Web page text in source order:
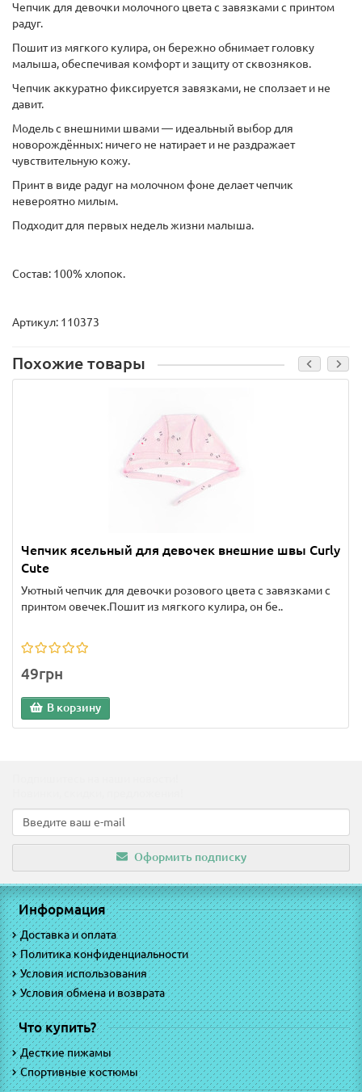
Чепчик для девочки молочного цвета с завязками с принтом
радуг.
Пошит из мягкого кулира, он бережно обнимает головку
малыша, обеспечивая комфорт и защиту от сквозняков.
Чепчик аккуратно фиксируется завязками, не сползает и не
давит.
Модель с внешними швами — идеальный выбор для
новорождённых: ничего не натирает и не раздражает
чувствительную кожу.
Принт в виде радуг на молочном фоне делает чепчик
невероятно милым.
Подходит для первых недель жизни малыша.
Состав: 100% хлопок.
Артикул: 110373
Похожие товары
Чепчик ясельный для девочек внешние швы Curly
Cute
Уютный чепчик для девочки розового цвета с завязками с
принтом овечек.Пошит из мягкого кулира, он бе..
49грн
В корзину
Оформить подписку
Информация
Доставка и оплата
Политика конфиденциальности
Условия использования
Условия обмена и возврата
Что купить?
Десткие пижамы
Спортивные костюмы